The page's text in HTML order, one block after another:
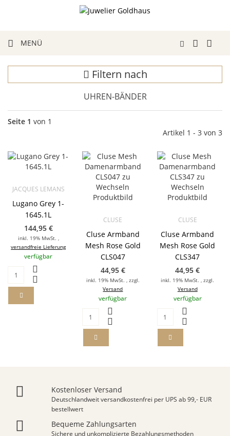
MENÜ
Filtern nach
UHREN-BÄNDER
Seite 1 von 1
Artikel 1 - 3 von 3
JACQUES LEMANS
Lugano Grey 1-
1645.1L
144,95 €
inkl. 19% MwSt. ,
versandfreie Lieferung
verfügbar
CLUSE
Cluse Armband
Mesh Rose Gold
CLS047
44,95 €
inkl. 19% MwSt. , zzgl.
Versand
verfügbar
CLUSE
Cluse Armband
Mesh Rose Gold
CLS347
44,95 €
inkl. 19% MwSt. , zzgl.
Versand
verfügbar
Kostenloser Versand
Deutschlandweit versandkostenfrei per UPS ab 99,- EUR
bestellwert
Bequeme Zahlungsarten
Sichere und unkomplizierte Bezahlungsmethoden